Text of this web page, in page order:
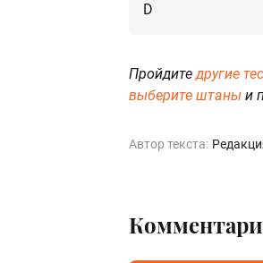
D
Пройдитедругие
выберите штаны и
Автор текста: